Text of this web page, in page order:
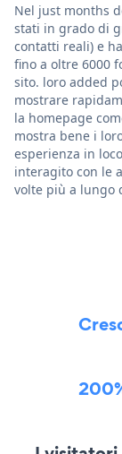
Nel just months
stati in grado di
contatti reali) e
fino a oltre 6000
sito. loro added
mostrare
la homepage
mostra bene i
esperienza in
interagito con le
volte più a lungo